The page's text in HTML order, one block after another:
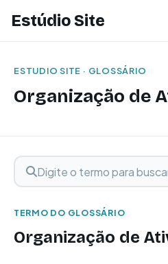
Estúdio Site
ESTUDIO SITE · GLOSSÁRIO
Organização de
Buscar termo
Digite o termo para buscar
TERMO DO GLOSSÁRIO
Organização de